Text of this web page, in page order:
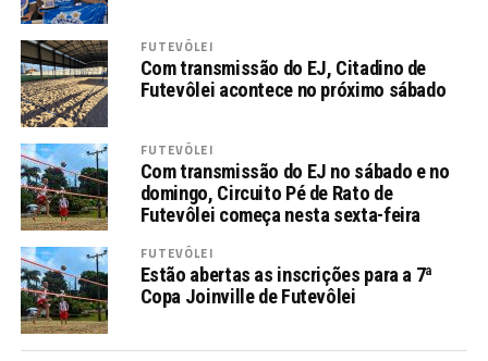
FUTEVÔLEI
Com transmissão do EJ, Citadino de
Futevôlei acontece no próximo sábado
FUTEVÔLEI
Com transmissão do EJ no sábado e no
domingo, Circuito Pé de Rato de
Futevôlei começa nesta sexta-feira
FUTEVÔLEI
Estão abertas as inscrições para a 7ª
Copa Joinville de Futevôlei